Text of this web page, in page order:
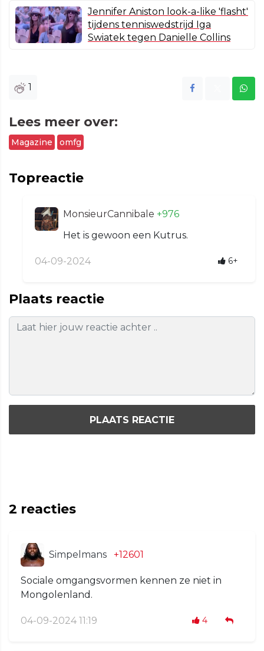
Jennifer Aniston look-a-like 'flasht'
tijdens tenniswedstrijd Iga
Swiatek tegen Danielle Collins
1
Lees meer over:
Magazine omfg
Topreactie
MonsieurCannibale +976
Het is gewoon een Kutrus.
04-09-2024 6+
Plaats reactie
PLAATS REACTIE
2 reacties
Simpelmans +12601
Sociale omgangsvormen kennen ze niet in
Mongolenland.
04-09-2024 11:19 4